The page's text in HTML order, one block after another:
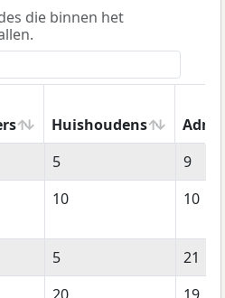
die binnen het
Huishoudens
Huishoudens
5
9
10 10
5
21